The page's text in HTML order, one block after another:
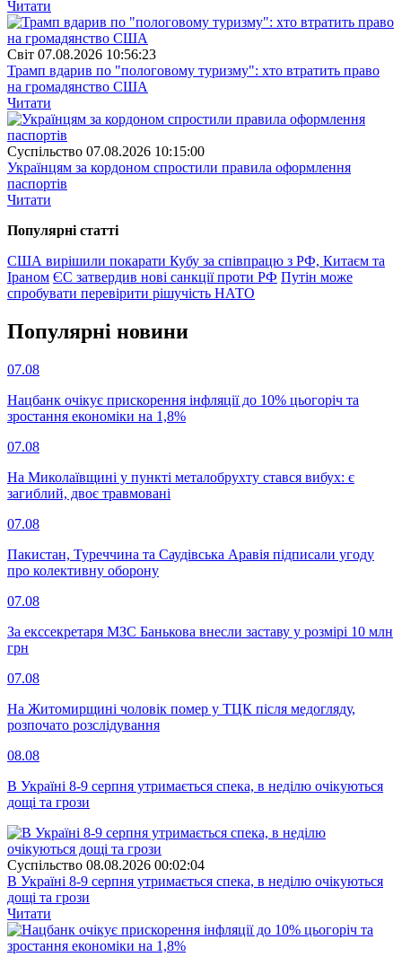
Читати
Свiт 07.08.2026 10:56:23
Трамп вдарив по "пологовому туризму": хто втратить право
на громадянство США
Читати
Суспiльство 07.08.2026 10:15:00
Українцям за кордоном спростили правила оформлення
паспортів
Читати
Популярнi статтi
США вирішили покарати Кубу за співпрацю з РФ, Китаєм та
Іраном ЄС затвердив нові санкції проти РФ Путін може
спробувати перевірити рішучість НАТО
Популярнi новини
07.08
Нацбанк очікує прискорення інфляції до 10% цьогоріч та
зростання економіки на 1,8%
07.08
На Миколаївщині у пункті металобрухту стався вибух: є
загиблий, двоє травмовані
07.08
Пакистан, Туреччина та Саудівська Аравія підписали угоду
про колективну оборону
07.08
За екссекретаря МЗС Банькова внесли заставу у розмірі 10 млн
грн
07.08
На Житомирщині чоловік помер у ТЦК після медогляду,
розпочато розслідування
08.08
В Україні 8-9 серпня утримається спека, в неділю очікуються
дощі та грози
Суспiльство 08.08.2026 00:02:04
В Україні 8-9 серпня утримається спека, в неділю очікуються
дощі та грози
Читати